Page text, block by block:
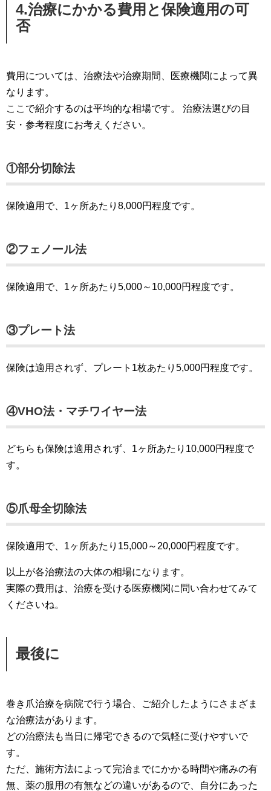
4.治療にかかる費用と保険適用の可
否
費用については、治療法や治療期間、医療機関によって異
なります。
ここで紹介するのは平均的な相場です。 治療法選びの目
安・参考程度にお考えください。
①部分切除法
保険適用で、1ヶ所あたり8,000円程度です。
②フェノール法
保険適用で、1ヶ所あたり5,000～10,000円程度です。
③プレート法
保険は適用されず、プレート1枚あたり5,000円程度です。
④VHO法・マチワイヤー法
どちらも保険は適用されず、1ヶ所あたり10,000円程度で
す。
⑤爪母全切除法
保険適用で、1ヶ所あたり15,000～20,000円程度です。
以上が各治療法の大体の相場になります。
実際の費用は、治療を受ける医療機関に問い合わせてみて
くださいね。
最後に
巻き爪治療を病院で行う場合、ご紹介したようにさまざま
な治療法があります。
どの治療法も当日に帰宅できるので気軽に受けやすいで
す。
ただ、施術方法によって完治までにかかる時間や痛みの有
無、薬の服用の有無などの違いがあるので、自分にあった